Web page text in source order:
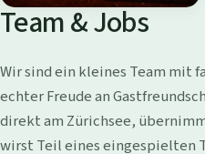
Team & Jobs
Wir sind ein kleines Team mit
echter Freude an
direkt am Zürichsee,
wirst Teil eines eingespielten